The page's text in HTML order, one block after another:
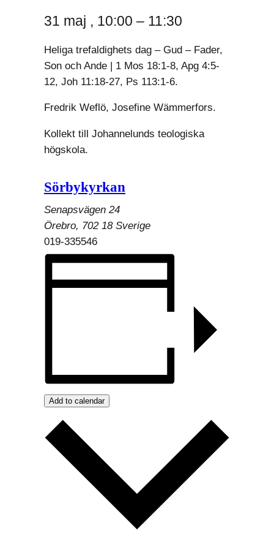
31 maj , 10:00 – 11:30
Heliga trefaldighets dag – Gud – Fader,
Son och Ande | 1 Mos 18:1-8, Apg 4:5-
12, Joh 11:18-27, Ps 113:1-6.
Fredrik Weflö, Josefine Wämmerfors.
Kollekt till Johannelunds teologiska
högskola.
Sörbykyrkan
Senapsvägen 24
Örebro, 702 18 Sverige
019-335546
Add to calendar